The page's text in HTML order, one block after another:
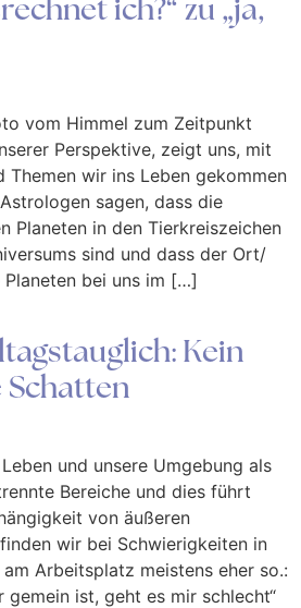
ich?“ zu „ja,
vom Himmel zum Zeitpunkt
Perspektive, zeigt uns, mit
Themen wir ins Leben gekommen
sagen, dass die
Planeten in den Tierkreiszeichen
sind und dass der Ort/
Planeten bei uns im […]
Kein
und unsere Umgebung als
Bereiche und dies führt
von äußeren
wir bei Schwierigkeiten in
Arbeitsplatz meistens eher so.:
gemein ist, geht es mir schlecht“